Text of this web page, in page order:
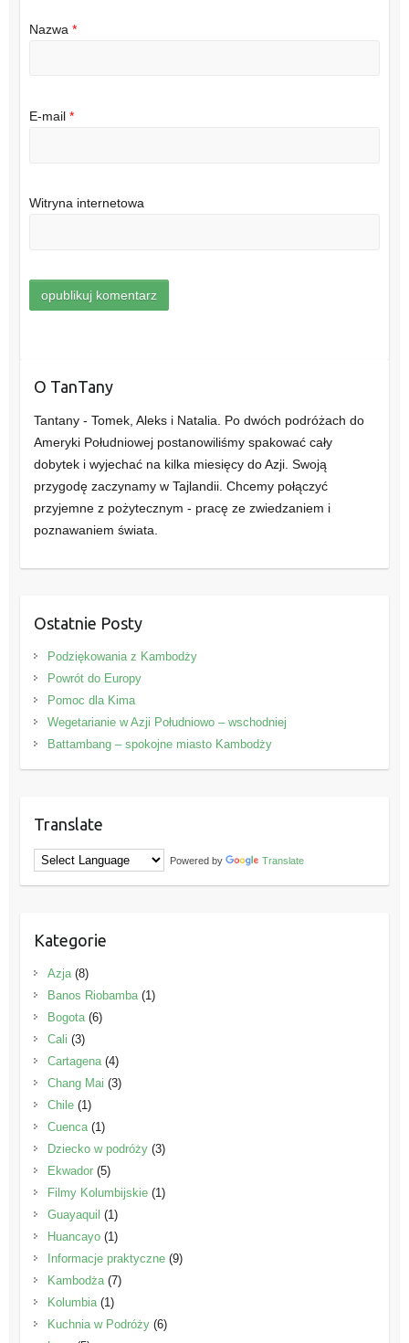
Nazwa *
E-mail *
Witryna internetowa
O TanTany
Tantany - Tomek, Aleks i Natalia. Po dwóch podróżach do
Ameryki Południowej postanowiliśmy spakować cały
dobytek i wyjechać na kilka miesięcy do Azji. Swoją
przygodę zaczynamy w Tajlandii. Chcemy połączyć
przyjemne z pożytecznym - pracę ze zwiedzaniem i
poznawaniem świata.
Ostatnie Posty
Podziękowania z Kambodży
Powrót do Europy
Pomoc dla Kima
Wegetarianie w Azji Południowo – wschodniej
Battambang – spokojne miasto Kambodży
Translate
Powered by Translate
Kategorie
Azja(8)
Banos Riobamba(1)
Bogota(6)
Cali (3)
Cartagena(4)
Chang Mai (3)
Chile(1)
Cuenca(1)
Dziecko w podróży(3)
Ekwador(5)
Filmy Kolumbijskie(1)
Guayaquil (1)
Huancayo(1)
Informacje praktyczne(9)
Kambodża(7)
Kolumbia(1)
Kuchnia w Podróży(6)